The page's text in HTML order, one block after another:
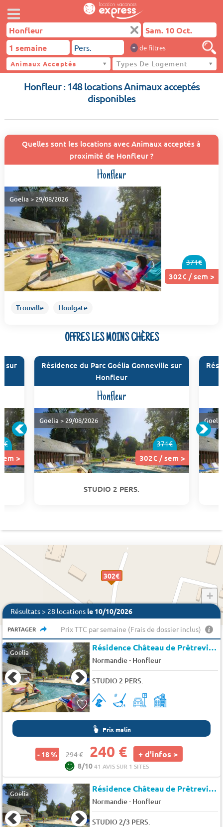
- de filtres
Animaux Acceptés
Types De Logement
Honfleur
Honfleur : 148 locations Animaux acceptés
disponibles
Quelles sont les locations avec Animaux acceptés à
proximité de Honfleur ?
Honfleur
371€
302€ / sem >
Goelia > 29/08/2026
Trouville Houlgate
OFFRES LES MOINS CHÈRES
sur
>
Résidence du Parc Goélia Gonneville sur
Honfleur
Honfleur
371€
302€ / sem >
Goelia > 29/08/2026
STUDIO 2 PERS.
Goelia
240 €
302€
302€
302€
302€
302€
302€
302€
302€
302€
302€
302€
302€
302€
+
Résultats > 28 locations le 10/10/2026
PARTAGER Prix TTC par semaine (Frais de dossier inclus)
Goelia Résidence Château de Prêtreville
Normandie- Honfleur
STUDIO 2 PERS.
Prix malin
- 18 % 294 € 240 € + d'infos >
8/1041 AVIS SUR 1 SITES
Goelia Résidence Château de Prêtreville
Normandie- Honfleur
STUDIO 2/3 PERS.